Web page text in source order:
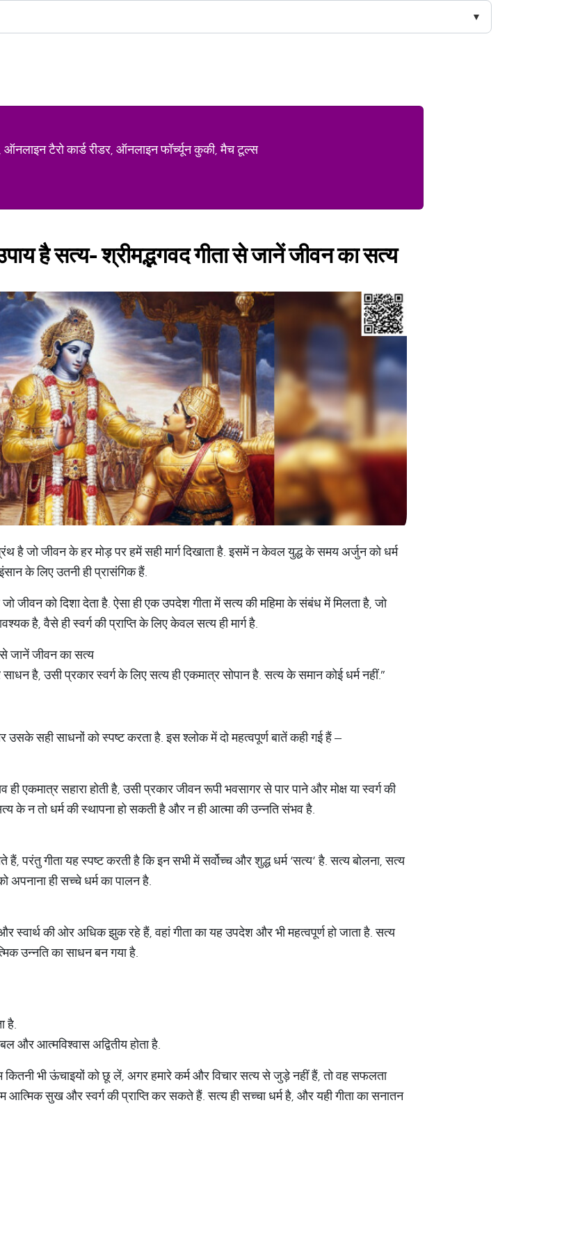
टैरो कार्ड रीडर, ऑनलाइन फॉर्च्यून कुकी, मैच टूल्स
है सत्य- श्रीमद्भगवद गीता से जानें जीवन का सत्य
है जो जीवन के हर मोड़ पर हमें सही मार्ग दिखाता है. इसमें न केवल युद्ध के समय अर्जुन को धर्म
के लिए उतनी ही प्रासंगिक हैं.
जीवन को दिशा देता है. ऐसा ही एक उपदेश गीता में सत्य की महिमा के संबंध में मिलता है, जो
है, वैसे ही स्वर्ग की प्राप्ति के लिए केवल सत्य ही मार्ग है.
जानें जीवन का सत्य
है, उसी प्रकार स्वर्ग के लिए सत्य ही एकमात्र सोपान है. सत्य के समान कोई धर्म नहीं.”
सही साधनों को स्पष्ट करता है. इस श्लोक में दो महत्वपूर्ण बातें कही गई हैं –
एकमात्र सहारा होती है, उसी प्रकार जीवन रूपी भवसागर से पार पाने और मोक्ष या स्वर्ग की
के न तो धर्म की स्थापना हो सकती है और न ही आत्मा की उन्नति संभव है.
परंतु गीता यह स्पष्ट करती है कि इन सभी में सर्वोच्च और शुद्ध धर्म ‘सत्य’ है. सत्य बोलना, सत्य
अपनाना ही सच्चे धर्म का पालन है.
की ओर अधिक झुक रहे हैं, वहां गीता का यह उपदेश और भी महत्वपूर्ण हो जाता है. सत्य
उन्नति का साधन बन गया है.
है.
और आत्मविश्वास अद्वितीय होता है.
कितनी भी ऊंचाइयों को छू लें, अगर हमारे कर्म और विचार सत्य से जुड़े नहीं हैं, तो वह सफलता
आत्मिक सुख और स्वर्ग की प्राप्ति कर सकते हैं. सत्य ही सच्चा धर्म है, और यही गीता का सनातन